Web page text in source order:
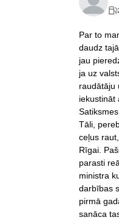
Par to
daudz
jau
ja uz
raudātāju
iekustināt
Tāli,
ceļus
Rīgai.
parasti
ministra
darbības
pirmā
sanāca